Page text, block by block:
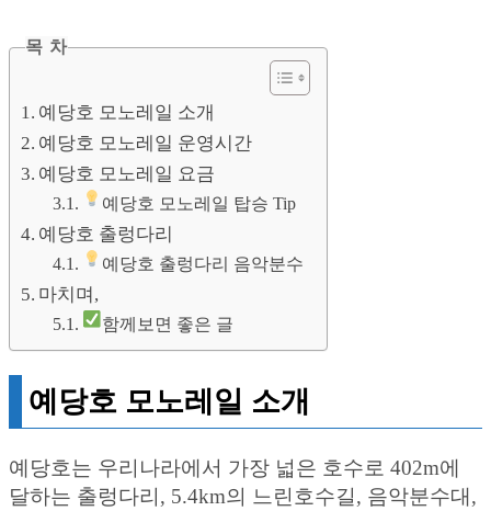
목 차
예당호 모노레일 소개
예당호 모노레일 운영시간
예당호 모노레일 요금
예당호 모노레일 탑승 Tip
예당호 출렁다리
예당호 출렁다리 음악분수
마치며,
함께보면 좋은 글
예당호 모노레일 소개
예당호는 우리나라에서 가장 넓은 호수로 402m에
달하는 출렁다리, 5.4km의 느린호수길, 음악분수대,